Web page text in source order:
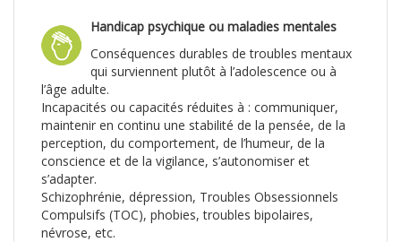
Handicap psychique ou maladies mentales
Conséquences durables de troubles mentaux
qui sur­viennent plutôt à l’adoles­cence ou à
l’âge adulte.
Incapacités ou capacités réduites à : communiquer,
maintenir en continu une stabilité de la pensée, de la
perception, du compor­tement, de l’humeur, de la
conscience et de la vi­gilance, s’autonomiser et
s’adapter.
Schizophrénie, dépression, Troubles Obsessionnels
Compulsifs (TOC), pho­bies, troubles bipolaires,
névrose, etc.